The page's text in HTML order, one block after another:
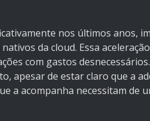
nos últimos anos,
da cloud. Essa
com gastos
apesar de estar claro que a
a acompanha necessitam de